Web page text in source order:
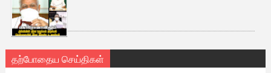
தற்போதைய செய்திகள்